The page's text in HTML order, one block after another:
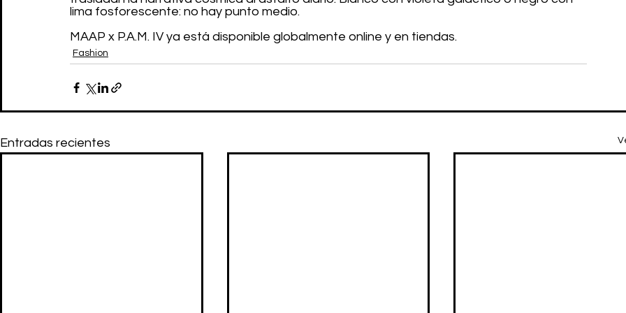
lima fosforescente: no hay punto medio.
MAAP x P.A.M. IV ya está disponible globalmente online y en tiendas.
Fashion
Entradas recientes